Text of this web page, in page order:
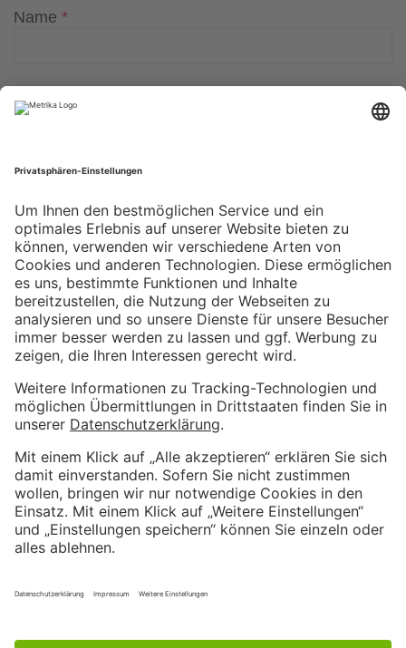
Name *
Website
Weitere Informationen
Impressum
Kostenloser Growth Engine Call
Datenschutzerklärung
AGB
Wir sind Proven Expert
SEHR GUT
Kundenbewertungen und Erfahrungen zu
Metrika GmbH
100
%
SEHR GUT
ProvenExpert.com
anderen Quelle